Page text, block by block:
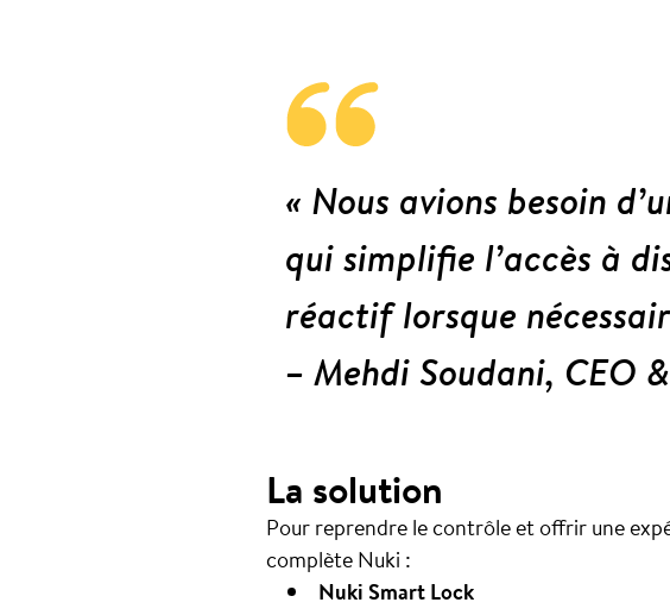
« Nous avions besoin
qui simplifie l’accès à
réactif lorsque
– Mehdi Soudani, CEO
La solution
Pour reprendre le contrôle et offrir une
complète Nuki :
Nuki Smart Lock